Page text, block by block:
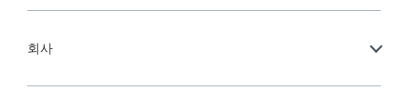
진 스
마트
하는
방법
회사